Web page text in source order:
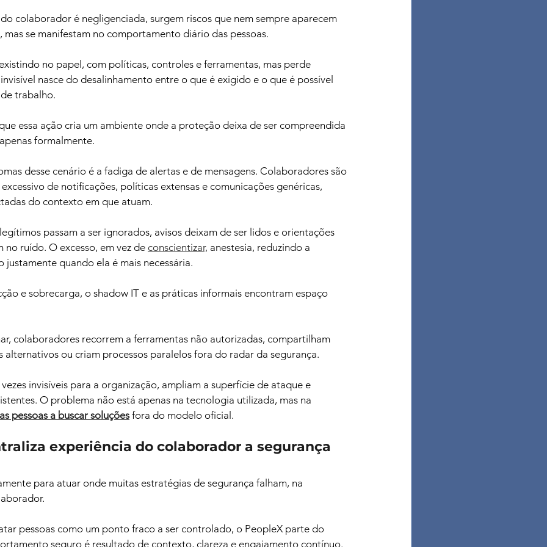
colaborador é negligenciada, surgem riscos que nem sempre aparecem
se manifestam no comportamento diário das pessoas.
no papel, com políticas, controles e ferramentas, mas perde
nasce do desalinhamento entre o que é exigido e o que é possível
trabalho.
essa ação cria um ambiente onde a proteção deixa de ser compreendida
formalmente.
desse cenário é a fadiga de alertas e de mensagens. Colaboradores são
de notificações, políticas extensas e comunicações genéricas,
do contexto em que atuam.
passam a ser ignorados, avisos deixam de ser lidos e orientações
ruído. O excesso, em vez de conscientizar, anestesia, reduzindo a
justamente quando ela é mais necessária.
e sobrecarga, o shadow IT e as práticas informais encontram espaço
colaboradores recorrem a ferramentas não autorizadas, compartilham
alternativos ou criam processos paralelos fora do radar da segurança.
vezes invisíveis para a organização, ampliam a superfície de ataque e
O problema não está apenas na tecnologia utilizada, mas na
pessoas a buscar soluções fora do modelo oficial.
experiência do colaborador a segurança
para atuar onde muitas estratégias de segurança falham, na
pessoas como um ponto fraco a ser controlado, o PeopleX parte do
seguro é resultado de contexto, clareza e engajamento contínuo.